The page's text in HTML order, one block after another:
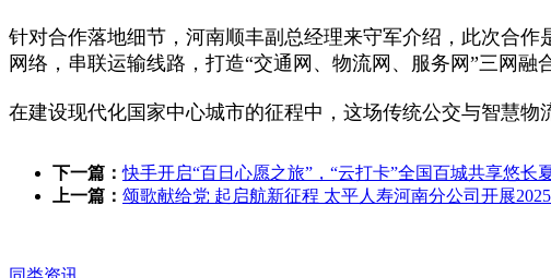
针对合作落地细节，河南顺丰副总经理来守军介绍，此次合
网络，串联运输线路，打造“交通网、物流网、服务网”三网融
在建设现代化国家中心城市的征程中，这场传统公交与智慧物
下一篇：快手开启“百日心愿之旅”，“云打卡”全国百城共享悠长
上一篇： 颂歌献给党 起启航新征程 太平人寿河南分公司开展